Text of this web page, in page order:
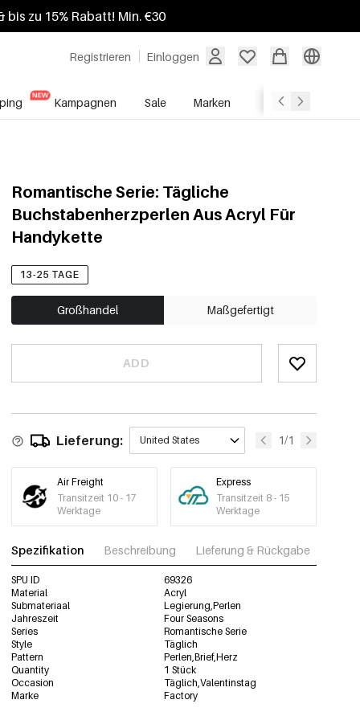
bis zu 15% Rabatt! Min. €30
Registrieren Einloggen
Kampagnen Sale Marken
Romantische Serie: Tägliche
Buchstabenherzperlen Aus Acryl Für
Handykette
13-25 TAGE
Großhandel Maßgefertigt
ADD
Lieferung: United States 1/1
Air Freight
Transitzeit 10 - 17
Werktage
Express
Transitzeit 8 - 15
Werktage
Spezifikation Beschreibung Lieferung & Rückgabe
SPU ID
69326
Material
Acryl
Submateriaal
Legierung,Perlen
Jahreszeit
Four Seasons
Series
Romantische Serie
Style
Täglich
Pattern
Perlen,Brief,Herz
Quantity
1 Stück
Occasion
Täglich,Valentinstag
Marke
Factory